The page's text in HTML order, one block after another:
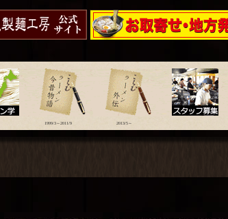
配送】
ラーメン今昔物語
1999/3～2011/9
ラーメン外伝
2013/5～
スタッフ募集